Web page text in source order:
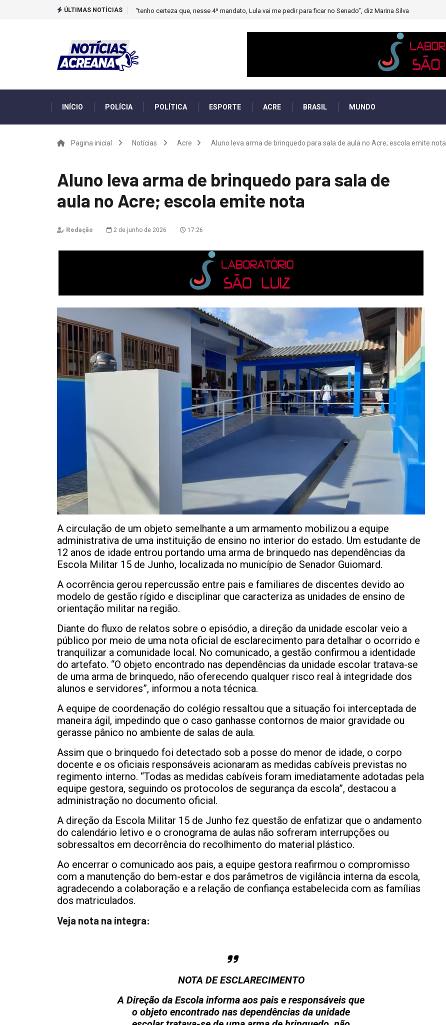
ÚLTIMAS NOTÍCIAS “tenho certeza que, nesse 4º mandato, Lula vai me pedir para ficar no Senado”, diz Marina Silva
INÍCIO POLÍCIA POLÍTICA ESPORTE ACRE BRASIL MUNDO
Pagina inicial Notícias Acre Aluno leva arma de brinquedo para sala de aula no Acre; escola emite nota
Aluno leva arma de brinquedo para sala de
aula no Acre; escola emite nota
Redação 2 de junho de 2026 17:26
A circulação de um objeto semelhante a um armamento mobilizou a equipe
administrativa de uma instituição de ensino no interior do estado. Um estudante de
12 anos de idade entrou portando uma arma de brinquedo nas dependências da
Escola Militar 15 de Junho, localizada no município de Senador Guiomard.
A ocorrência gerou repercussão entre pais e familiares de discentes devido ao
modelo de gestão rígido e disciplinar que caracteriza as unidades de ensino de
orientação militar na região.
Diante do fluxo de relatos sobre o episódio, a direção da unidade escolar veio a
público por meio de uma nota oficial de esclarecimento para detalhar o ocorrido e
tranquilizar a comunidade local. No comunicado, a gestão confirmou a identidade
do artefato. “O objeto encontrado nas dependências da unidade escolar tratava-se
de uma arma de brinquedo, não oferecendo qualquer risco real à integridade dos
alunos e servidores”, informou a nota técnica.
A equipe de coordenação do colégio ressaltou que a situação foi interceptada de
maneira ágil, impedindo que o caso ganhasse contornos de maior gravidade ou
gerasse pânico no ambiente de salas de aula.
Assim que o brinquedo foi detectado sob a posse do menor de idade, o corpo
docente e os oficiais responsáveis acionaram as medidas cabíveis previstas no
regimento interno. “Todas as medidas cabíveis foram imediatamente adotadas pela
equipe gestora, seguindo os protocolos de segurança da escola”, destacou a
administração no documento oficial.
A direção da Escola Militar 15 de Junho fez questão de enfatizar que o andamento
do calendário letivo e o cronograma de aulas não sofreram interrupções ou
sobressaltos em decorrência do recolhimento do material plástico.
Ao encerrar o comunicado aos pais, a equipe gestora reafirmou o compromisso
com a manutenção do bem-estar e dos parâmetros de vigilância interna da escola,
agradecendo a colaboração e a relação de confiança estabelecida com as famílias
dos matriculados.
Veja nota na íntegra:
NOTA DE ESCLARECIMENTO
A Direção da Escola informa aos pais e responsáveis que
o objeto encontrado nas dependências da unidade